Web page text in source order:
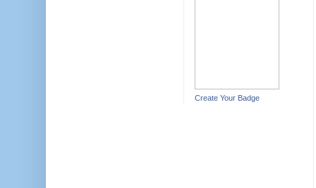
Create Your Badge